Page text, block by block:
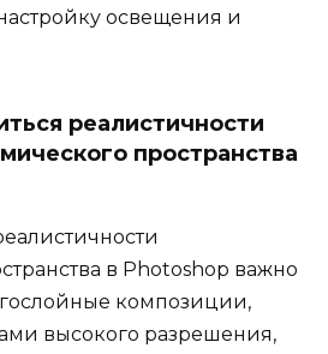
освещения и
реалистичности
пространства
в Photoshop важно
композиции,
высокого разрешения,